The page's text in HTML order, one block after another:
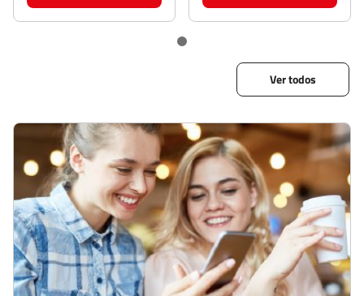
Ver todos